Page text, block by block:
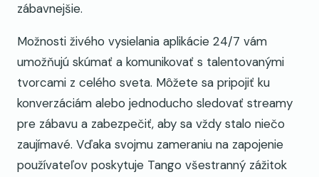
zábavnejšie.
Možnosti živého vysielania aplikácie 24/7 vám
umožňujú skúmať a komunikovať s talentovanými
tvorcami z celého sveta. Môžete sa pripojiť ku
konverzáciám alebo jednoducho sledovať streamy
pre zábavu a zabezpečiť, aby sa vždy stalo niečo
zaujímavé. Vďaka svojmu zameraniu na zapojenie
používateľov poskytuje Tango všestranný zážitok